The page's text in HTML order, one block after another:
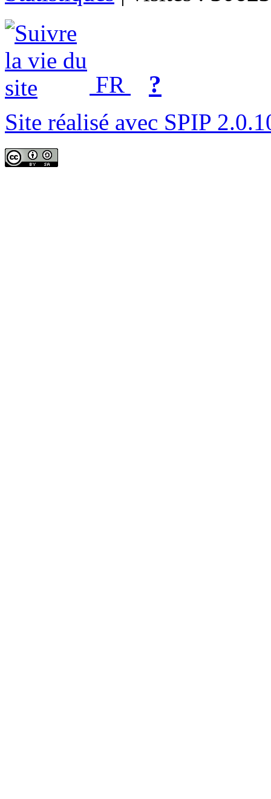
FR ?
Site réalisé avec SPIP